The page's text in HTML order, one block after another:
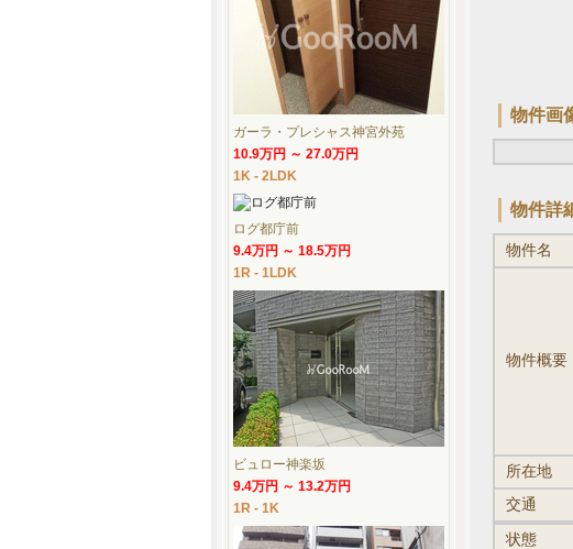
物件画
物件詳
物件名
物件概要
所在地
交通
状態
ガーラ・プレシャス神宮外苑
10.9万円 ～ 27.0万円
1K - 2LDK
ログ都庁前
9.4万円 ～ 18.5万円
1R - 1LDK
ビュロー神楽坂
9.4万円 ～ 13.2万円
1R - 1K